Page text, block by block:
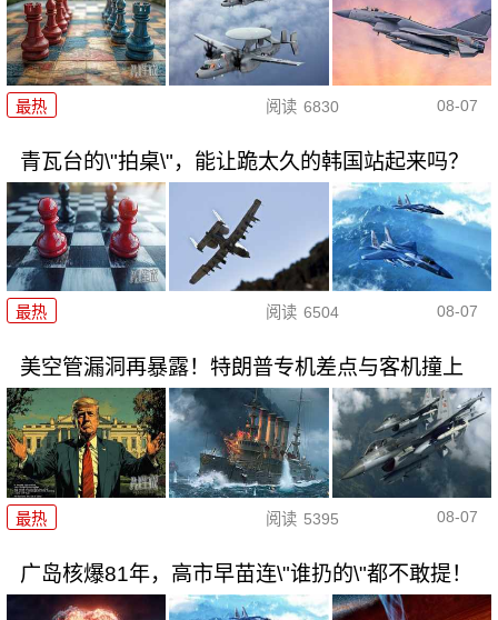
最热 阅读 6830 08-07
青瓦台的\"拍桌\"，能让跪太久的韩国站起来吗？
最热 阅读 6504 08-07
美空管漏洞再暴露！特朗普专机差点与客机撞上
最热 阅读 5395 08-07
广岛核爆81年，高市早苗连\"谁扔的\"都不敢提！